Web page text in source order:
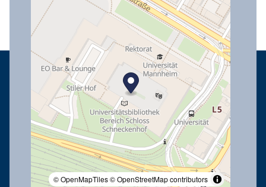
© OpenMapTiles© OpenStreetMap contributors